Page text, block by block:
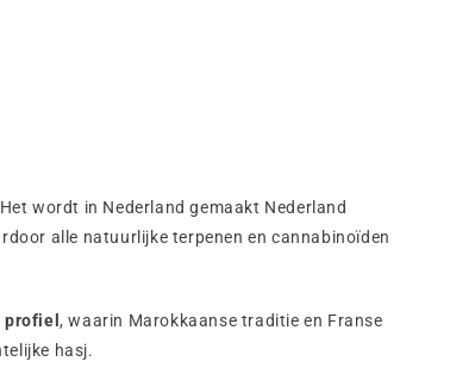
wordt in Nederland gemaakt Nederland
alle natuurlijke terpenen en cannabinoïden
profiel, waarin Marokkaanse traditie en Franse
hasj.